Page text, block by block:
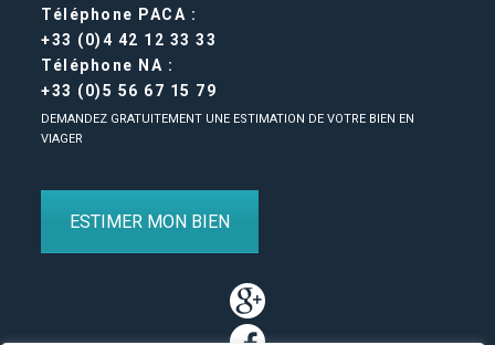
Téléphone PACA :
+33 (0)4 42 12 33 33
Téléphone NA :
+33 (0)5 56 67 15 79
DEMANDEZ GRATUITEMENT UNE ESTIMATION DE VOTRE BIEN EN
VIAGER
ESTIMER MON BIEN